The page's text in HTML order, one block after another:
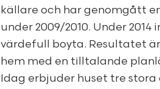
källare och har genomgått
under 2009/2010. Under
värdefull boyta. Resultatet
hem med en tilltalande
Idag erbjuder huset tre